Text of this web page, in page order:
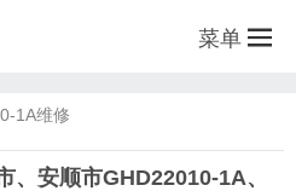
菜单
1A维修
、安顺市GHD22010-1A、